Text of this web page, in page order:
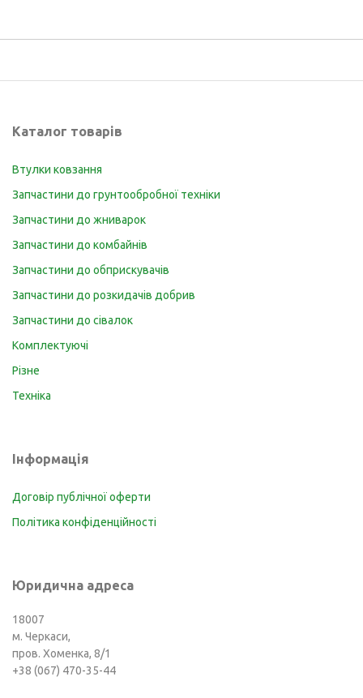
Каталог товарів
Втулки ковзання
Запчастини до грунтообробної техніки
Запчастини до жниварок
Запчастини до комбайнів
Запчастини до обприскувачів
Запчастини до розкидачів добрив
Запчастини до сівалок
Комплектуючі
Різне
Техніка
Інформація
Договір публічної оферти
Політика конфіденційності
Юридична адреса
18007
м. Черкаси,
пров. Хоменка, 8/1
+38 (067) 470-35-44